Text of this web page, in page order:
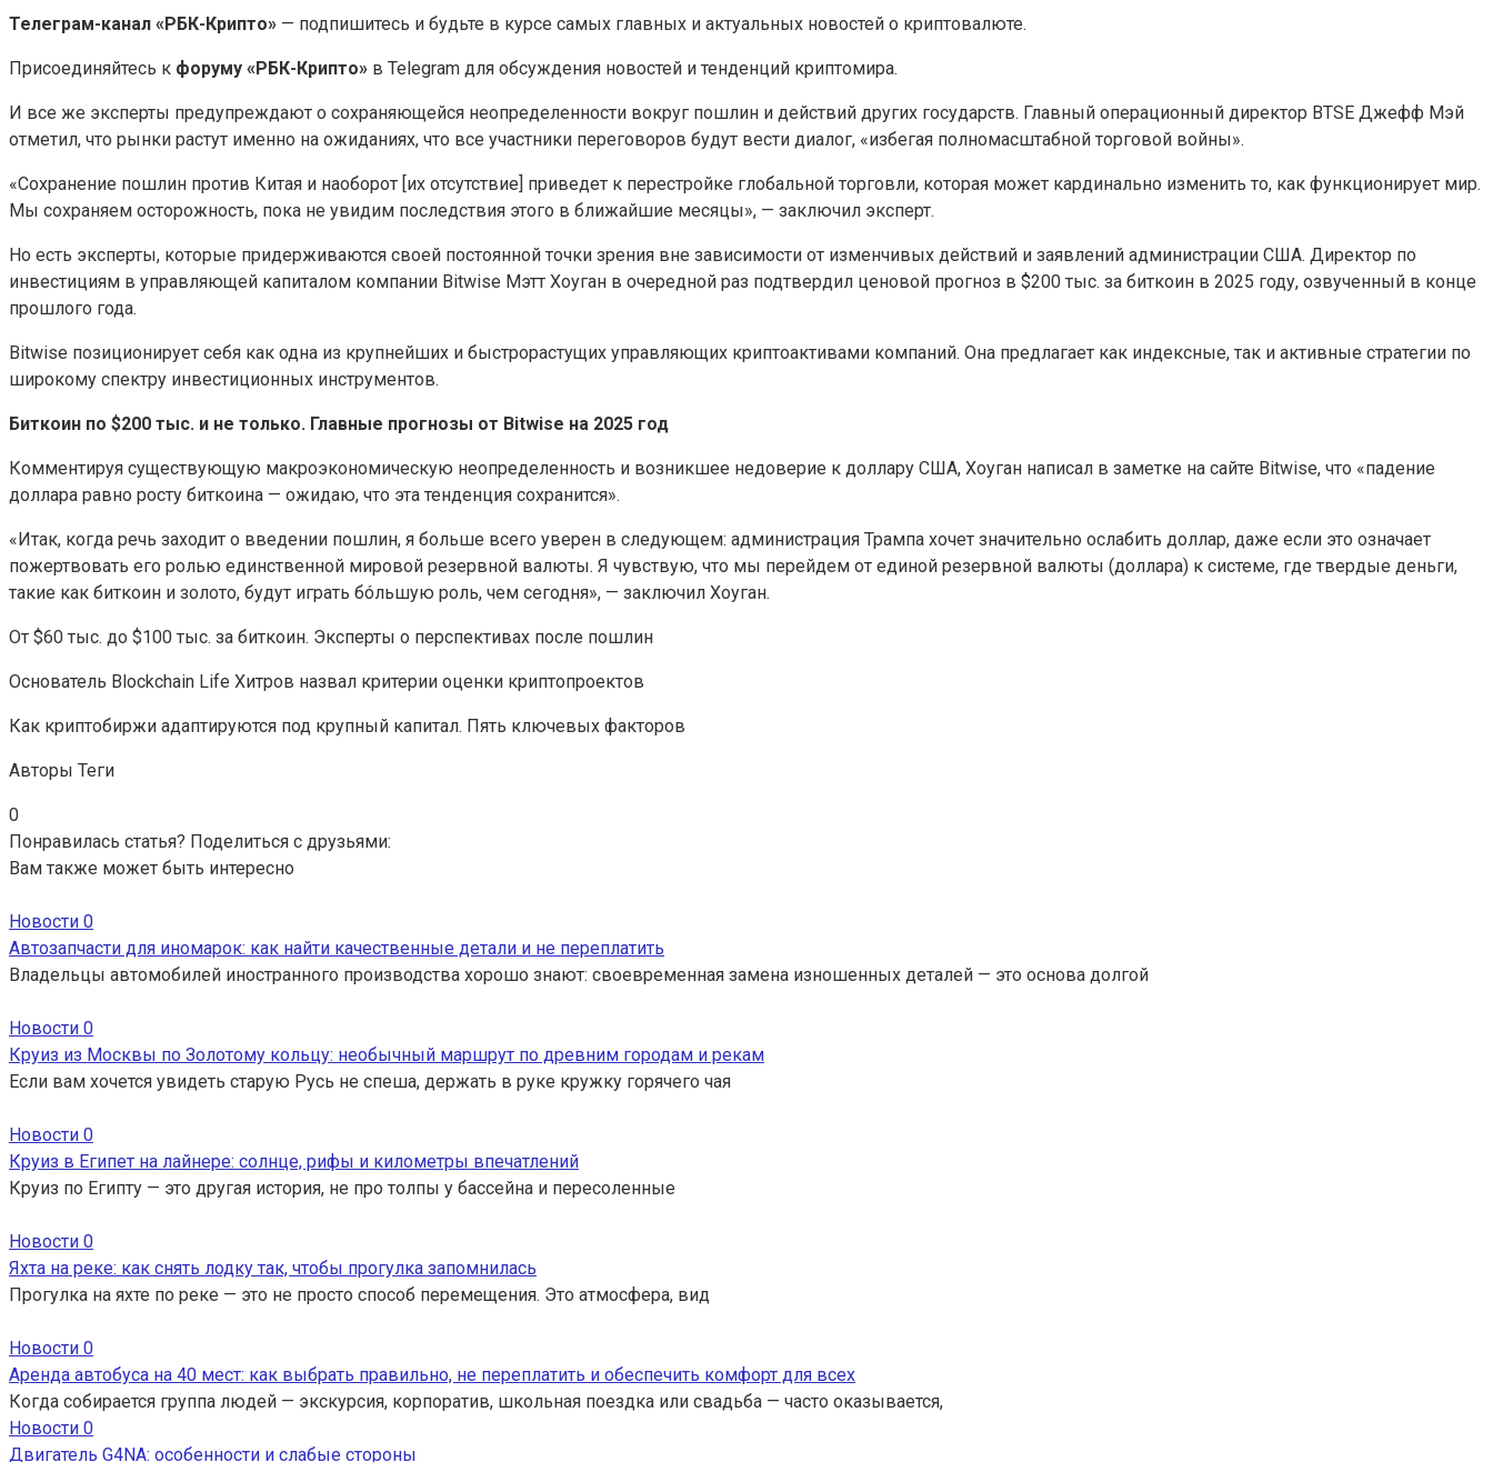
Телеграм-канал «РБК-Крипто» — подпишитесь и будьте в курсе самых главных и актуальных новостей о криптовалюте.
Присоединяйтесь к форуму «РБК-Крипто» в Telegram для обсуждения новостей и тенденций криптомира.
И все же эксперты предупреждают о сохраняющейся неопределенности вокруг пошлин и действий других государств. Главный операционный директор BTSE Джефф Мэй
отметил, что рынки растут именно на ожиданиях, что все участники переговоров будут вести диалог, «избегая полномасштабной торговой войны».
«Сохранение пошлин против Китая и наоборот [их отсутствие] приведет к перестройке глобальной торговли, которая может кардинально изменить то, как функционирует мир.
Мы сохраняем осторожность, пока не увидим последствия этого в ближайшие месяцы», — заключил эксперт.
Но есть эксперты, которые придерживаются своей постоянной точки зрения вне зависимости от изменчивых действий и заявлений администрации США. Директор по
инвестициям в управляющей капиталом компании Bitwise Мэтт Хоуган в очередной раз подтвердил ценовой прогноз в $200 тыс. за биткоин в 2025 году, озвученный в конце
прошлого года.
Bitwise позиционирует себя как одна из крупнейших и быстрорастущих управляющих криптоактивами компаний. Она предлагает как индексные, так и активные стратегии по
широкому спектру инвестиционных инструментов.
Биткоин по $200 тыс. и не только. Главные прогнозы от Bitwise на 2025 год
Комментируя существующую макроэкономическую неопределенность и возникшее недоверие к доллару США, Хоуган написал в заметке на сайте Bitwise, что «падение
доллара равно росту биткоина — ожидаю, что эта тенденция сохранится».
«Итак, когда речь заходит о введении пошлин, я больше всего уверен в следующем: администрация Трампа хочет значительно ослабить доллар, даже если это означает
пожертвовать его ролью единственной мировой резервной валюты. Я чувствую, что мы перейдем от единой резервной валюты (доллара) к системе, где твердые деньги,
такие как биткоин и золото, будут играть бóльшую роль, чем сегодня», — заключил Хоуган.
От $60 тыс. до $100 тыс. за биткоин. Эксперты о перспективах после пошлин
Основатель Blockchain Life Хитров назвал критерии оценки криптопроектов
Как криптобиржи адаптируются под крупный капитал. Пять ключевых факторов
Авторы Теги
0
Понравилась статья? Поделиться с друзьями:
Вам также может быть интересно
Новости 0
Автозапчасти для иномарок: как найти качественные детали и не переплатить
Владельцы автомобилей иностранного производства хорошо знают: своевременная замена изношенных деталей — это основа долгой
Новости 0
Круиз из Москвы по Золотому кольцу: необычный маршрут по древним городам и рекам
Если вам хочется увидеть старую Русь не спеша, держать в руке кружку горячего чая
Новости 0
Круиз в Египет на лайнере: солнце, рифы и километры впечатлений
Круиз по Египту — это другая история, не про толпы у бассейна и пересоленные
Новости 0
Яхта на реке: как снять лодку так, чтобы прогулка запомнилась
Прогулка на яхте по реке — это не просто способ перемещения. Это атмосфера, вид
Новости 0
Аренда автобуса на 40 мест: как выбрать правильно, не переплатить и обеспечить комфорт для всех
Когда собирается группа людей — экскурсия, корпоратив, школьная поездка или свадьба — часто оказывается,
Новости 0
Двигатель G4NA: особенности и слабые стороны